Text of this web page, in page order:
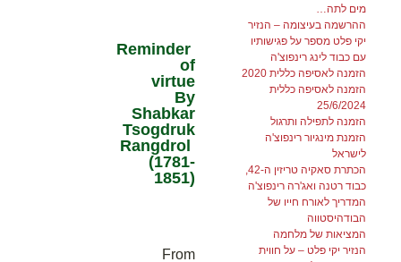
מים לתה…
ההרשמה בעיצומה – הנזיר
יקי פלט מספר על פגישותיו
עם כבוד לינג רינפוצ'ה
הזמנה לאסיפה כללית 2020
הזמנה לאסיפה כללית
25/6/2024
הזמנה לתפילה ותרגול
הזמנת מינגיור רינפוצ'ה
לישראל
הכתרת סאקיה טריזין ה-42,
כבוד רטנה ואג'רה רינפוצ'ה
המדריך לאורח חייו של
הבודהיסטווה
המציאות של מלחמה
הנזיר יקי פלט – על חווית
Reminder
of
virtue
By
Shabkar
Tsogdruk
Rangdrol
(1781-
1851)
From